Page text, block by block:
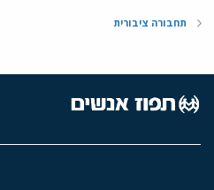
תחבורה ציבורית